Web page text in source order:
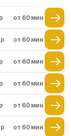
от 60 мин
от 60 мин
от 60 мин
от 60 мин
от 60 мин
от 60 мин